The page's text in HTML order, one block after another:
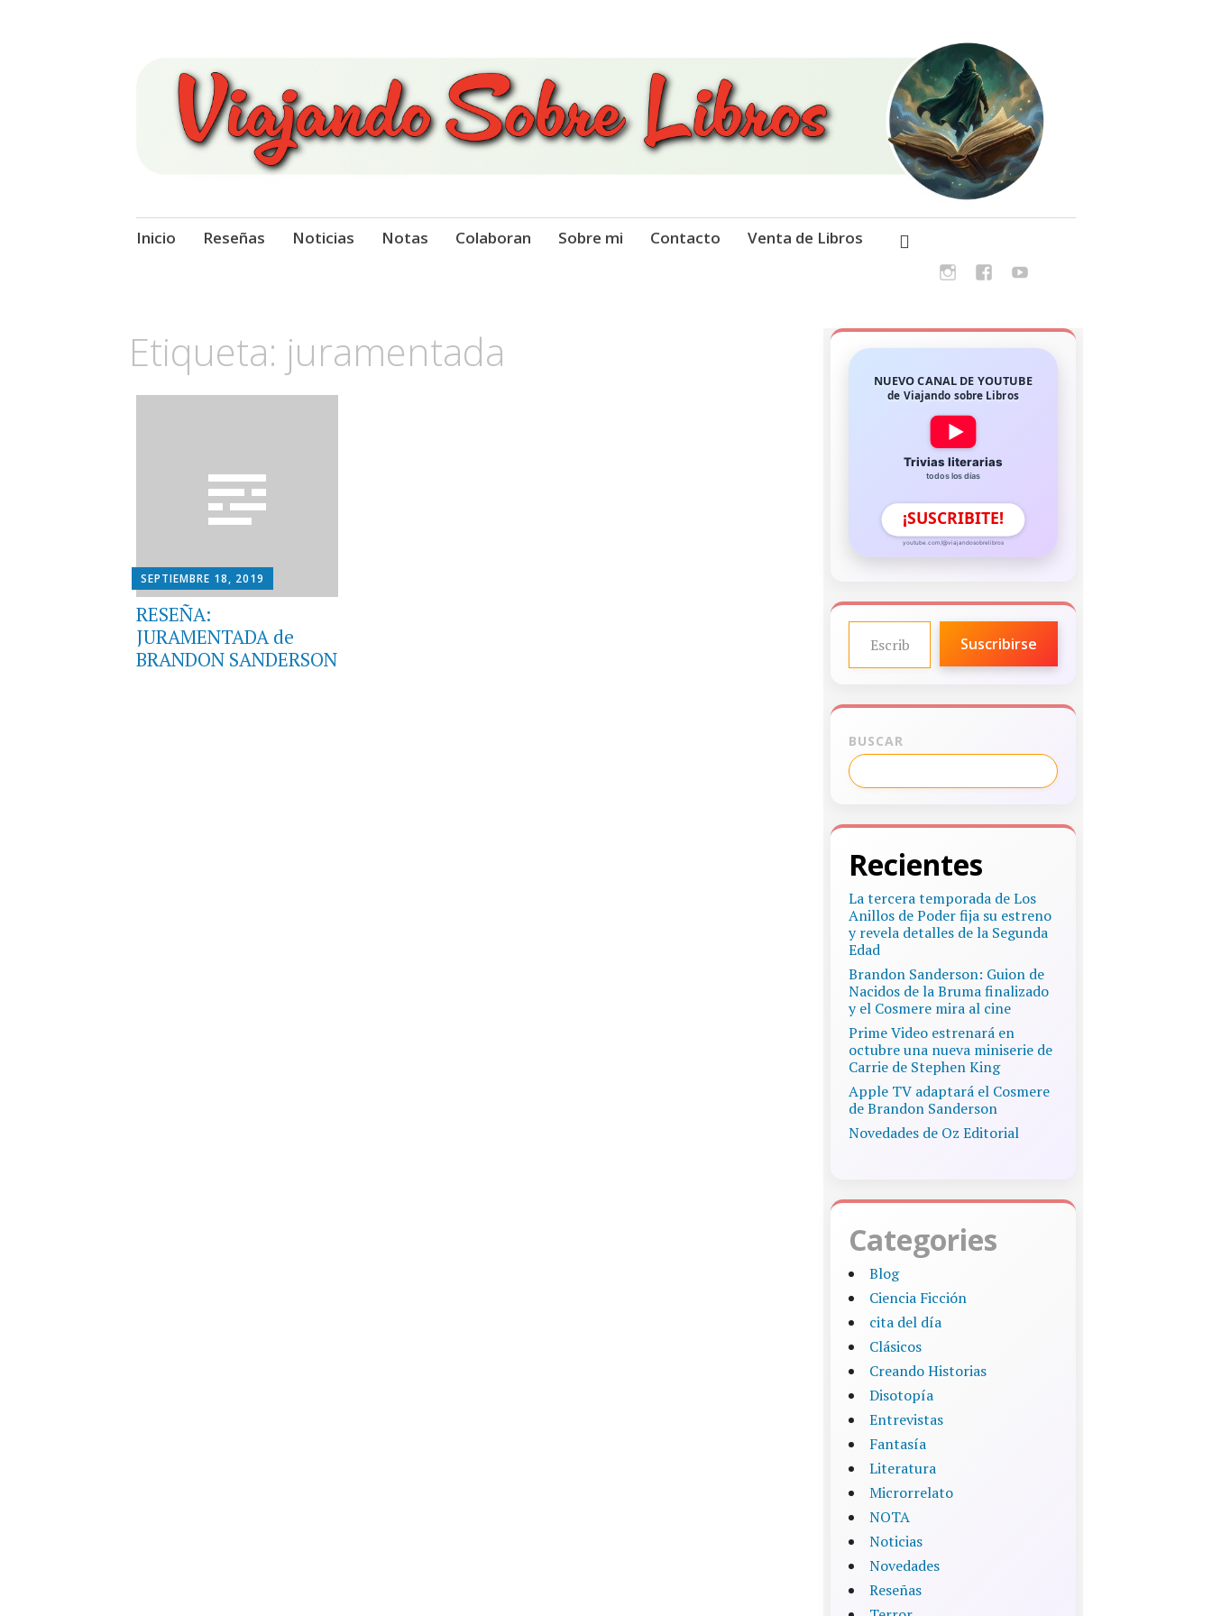
Viajando Sobre Libros
Ir
Inicio Reseñas Noticias Notas Colaboran Sobre mi Contacto Venta de Libros
Etiqueta: juramentada
SEPTIEMBRE 18, 2019
RESEÑA:
JURAMENTADA de
BRANDON SANDERSON
NUEVO CANAL DE YOUTUBE
de Viajando sobre Libros
Trivias literarias
todos los días
¡SUSCRIBITE!
youtube.com/@viajandosobrelibros
ESCRIBE TU CORREO ELECTRÓNICO…
Suscribirse
BUSCAR
Recientes
La tercera temporada de Los
Anillos de Poder fija su estreno
y revela detalles de la Segunda
Edad
Brandon Sanderson: Guion de
Nacidos de la Bruma finalizado
y el Cosmere mira al cine
Prime Video estrenará en
octubre una nueva miniserie de
Carrie de Stephen King
Apple TV adaptará el Cosmere
de Brandon Sanderson
Novedades de Oz Editorial
Categories
Blog
Ciencia Ficción
cita del día
Clásicos
Creando Historias
Disotopía
Entrevistas
Fantasía
Literatura
Microrrelato
NOTA
Noticias
Novedades
Reseñas